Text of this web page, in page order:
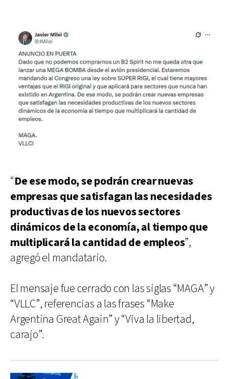
“De ese modo, se podrán crear nuevas
empresas que satisfagan las necesidades
productivas de los nuevos sectores
dinámicos de la economía, al tiempo que
multiplicará la cantidad de empleos”,
agregó el mandatario.
El mensaje fue cerrado con las siglas “MAGA” y
“VLLC”, referencias a las frases “Make
Argentina Great Again” y “Viva la libertad,
carajo”.